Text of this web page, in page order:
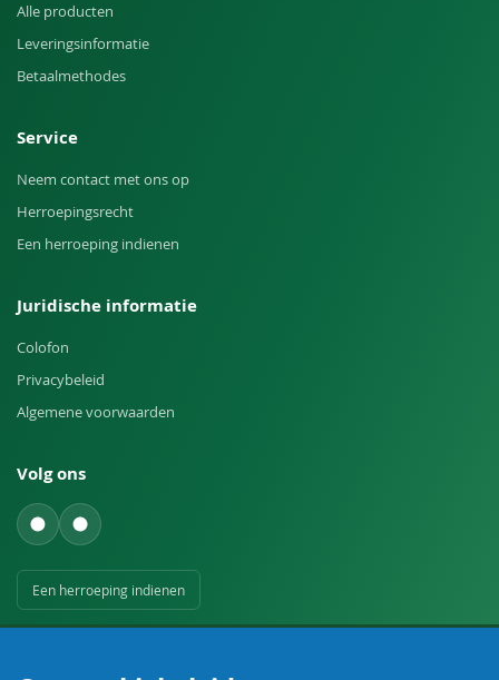
Alle producten
Leveringsinformatie
Betaalmethodes
Service
Neem contact met ons op
Herroepingsrecht
Een herroeping indienen
Juridische informatie
Colofon
Privacybeleid
Algemene voorwaarden
Volg ons
Een herroeping indienen